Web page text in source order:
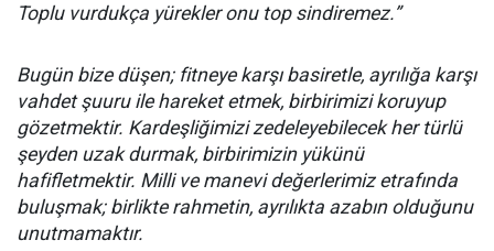
Toplu vurdukça yürekler onu top sindiremez.”
Bugün bize düşen; fitneye karşı basiretle, ayrılığa karşı
vahdet şuuru ile hareket etmek, birbirimizi koruyup
gözetmektir. Kardeşliğimizi zedeleyebilecek her türlü
şeyden uzak durmak, birbirimizin yükünü
hafifletmektir. Milli ve manevi değerlerimiz etrafında
buluşmak; birlikte rahmetin, ayrılıkta azabın olduğunu
unutmamaktır.